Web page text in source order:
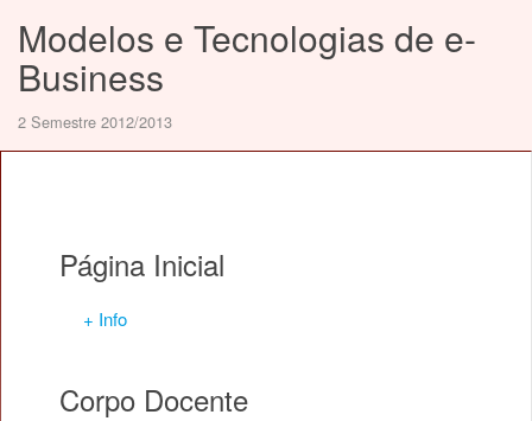
Modelos e Tecnologias de e-
Business
2 Semestre 2012/2013
Página Inicial
+ Info
Corpo Docente